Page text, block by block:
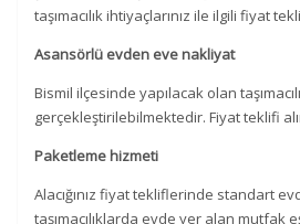
taşımacılık ihtiyaçlarınız ile ilgili fiyat
Asansörlü evden eve nakliyat
Bismil ilçesinde yapılacak olan
gerçekleştirilebilmektedir. Fiyat teklifi
Paketleme hizmeti
Alacığınız fiyat tekliflerinde standart
taşımacılıklarda evde yer alan